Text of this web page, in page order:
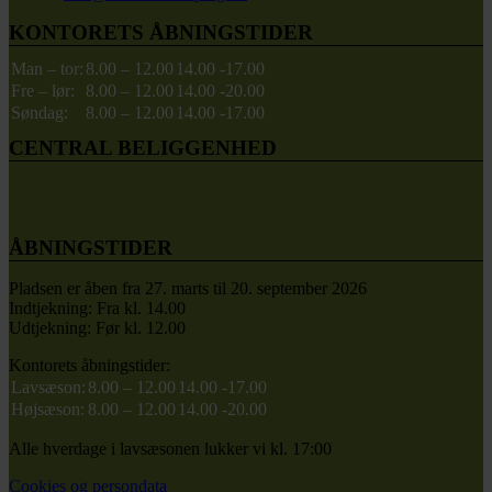
KONTORETS ÅBNINGSTIDER
Man – tor: 8.00 – 12.00 14.00 -17.00
Fre – lør:
8.00 – 12.00 14.00 -20.00
Søndag:
8.00 – 12.00 14.00 -17.00
CENTRAL BELIGGENHED
ÅBNINGSTIDER
Pladsen er åben fra 27. marts til 20. september 2026
Indtjekning: Fra kl. 14.00
Udtjekning: Før kl. 12.00
Kontorets åbningstider:
Lavsæson: 8.00 – 12.00 14.00 -17.00
Højsæson: 8.00 – 12.00 14.00 -20.00
Alle hverdage i lavsæsonen lukker vi kl. 17:00
Cookies og persondata